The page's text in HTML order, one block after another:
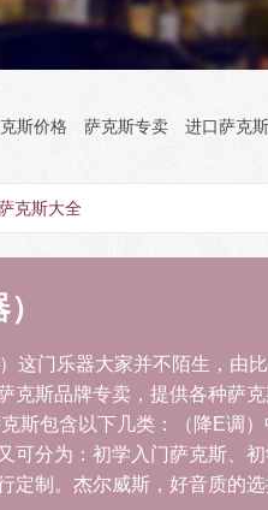
斯价格 萨克斯专卖 进口萨克斯
克斯大全
这门乐器大家并不陌生，由
克斯品牌专卖，提供各种萨
斯包含以下几类：（降E调
可分为：初学入门萨克斯、
定制。杰尔威斯，好音质的选